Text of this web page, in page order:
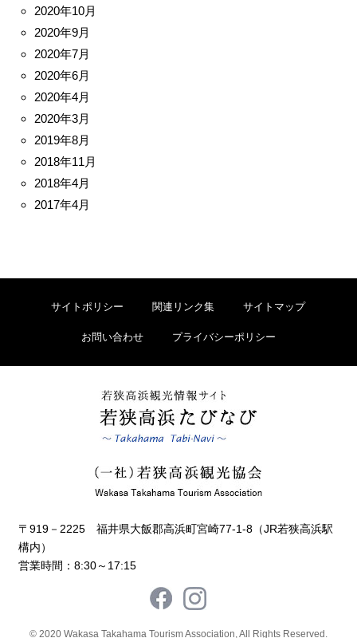
2020年10月
2020年9月
2020年7月
2020年6月
2020年4月
2020年3月
2019年8月
2018年11月
2018年4月
2017年4月
サイトポリシー 関連リンク集 サイトマップ
お問い合わせ プライバシーポリシー
〒919－2225 福井県大飯郡高浜町宮崎77-1-8（JR若狭高浜駅
構内）
営業時間：8:30～17:15
© 2020 Wakasa Takahama Tourism Association, All Rights Reserved.